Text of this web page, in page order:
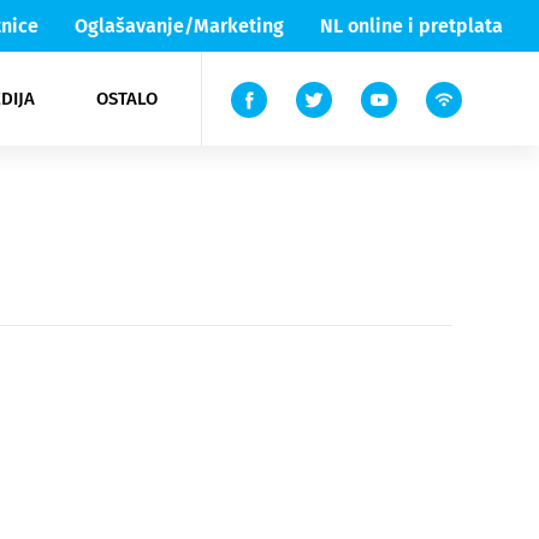
Oglašavanje/Marketing NL online i pretplata
OSTALO
Lika & Senj
TV